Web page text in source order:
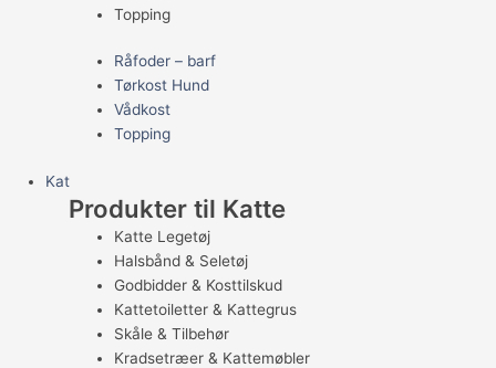
Topping
Råfoder – barf
Tørkost Hund
Vådkost
Topping
Kat
Produkter til Katte
Katte Legetøj
Halsbånd & Seletøj
Godbidder & Kosttilskud
Kattetoiletter & Kattegrus
Skåle & Tilbehør
Kradsetræer & Kattemøbler